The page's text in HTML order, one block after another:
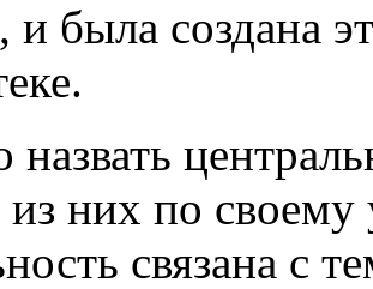
и была создана
назвать
них по своему
связана с